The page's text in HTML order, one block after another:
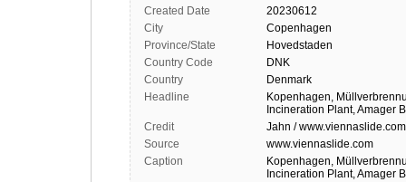
Created Date
20230612
City
Copenhagen
Province/State
Hovedstaden
Country Code
DNK
Country
Denmark
Headline
Kopenhagen,
Incineration Plant, Amager
Credit
Jahn / www.viennaslide.com
Source
www.viennaslide.com
Caption
Kopenhagen,
Incineration Plant, Amager